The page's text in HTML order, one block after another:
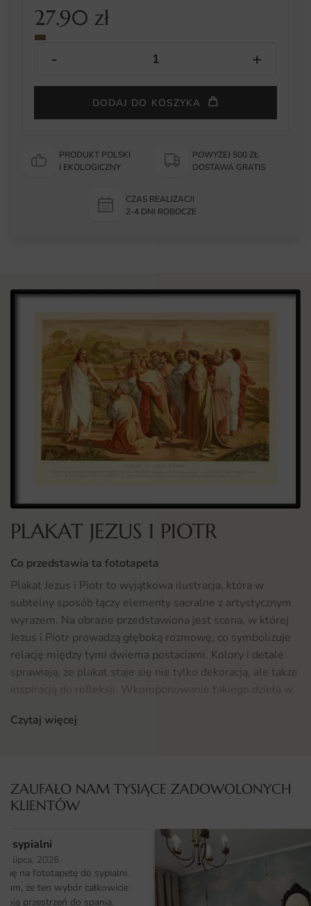
27.90 zł
DODAJ DO KOSZYKA
PRODUKT POLSKI
I EKOLOGICZNY
POWYŻEJ 500 ZŁ
DOSTAWA GRATIS
CZAS REALIZACJI
2-4 DNI ROBOCZE
PLAKAT JEZUS I PIOTR
Co przedstawia ta fototapeta
Plakat Jezus i Piotr to wyjątkowa ilustracja, która w
subtelny sposób łączy elementy sacralne z artystycznym
wyrazem. Na obrazie przedstawiona jest scena, w której
Jezus i Piotr prowadzą głęboką rozmowę, co symbolizuje
relację między tymi dwiema postaciami. Kolory i detale
sprawiają, że plakat staje się nie tylko dekoracją, ale także
inspiracją do refleksji. Wkomponowanie takiego dzieła w
charakteru, a jego obecność wzbudzi zainteresowanie i
Plakat Jezus i Piotr doskonale sprawdzi się w różnych
przestrzeniach. Idealnie wpasuje się w domowe wnętrza,
takie jak salon czy gabinet, gdzie stanie się centralnym
punktem dekoracyjnym. Może również znaleźć swoje
miejsce w przestrzeniach publicznych, takich jak kościoły,
miejsca spotkań czy galerie sztuki. Dzięki swojej
uniwersalnej tematyce, plakat harmonizuje z różnymi
Czytaj więcej
ZAUFAŁO NAM TYSIĄCE ZADOWOLONYCH
KLIENTÓW
sypialni
lipca, 2026
się na fototapetę do sypialni.
że ten wybór całkowicie
przestrzeń do spania.